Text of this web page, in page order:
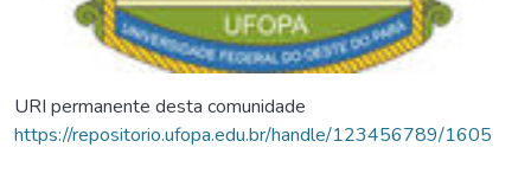
URI permanente desta comunidade
https://repositorio.ufopa.edu.br/handle/123456789/1605